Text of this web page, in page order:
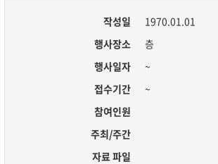
작성일
1970.01.01
행사장소
층
행사일자
~
접수기간
~
참여인원
주최/주간
자료 파일